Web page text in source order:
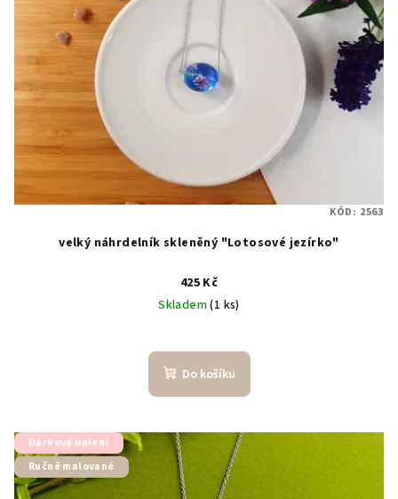
velký náhrdelník skleněný "Lotosové jezírko"
425 Kč
Skladem(1 ks)
Do košíku
KÓD: 2563
Dárkové balení
Ručně malované